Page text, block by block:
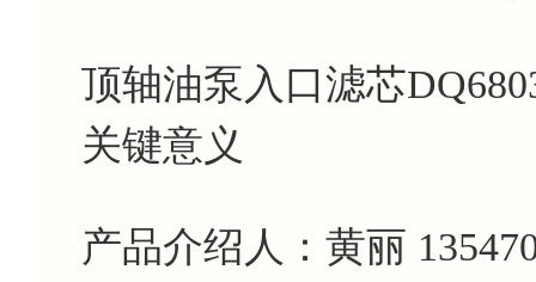
顶轴油泵入口滤芯
关键意义
产品介绍人：黄丽